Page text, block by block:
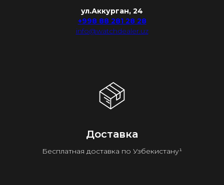
ул.Аккурган, 24
+998 88 281 28 28
info@watchdealer.uz
Доставка
Бесплатная доставка по Узбекистану¹